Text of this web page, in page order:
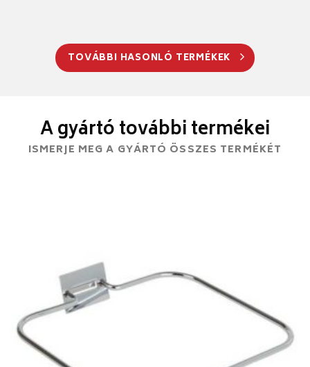
TOVÁBBI HASONLÓ TERMÉKEK
A gyártó további termékei
ISMERJE MEG A GYÁRTÓ ÖSSZES TERMÉKÉT